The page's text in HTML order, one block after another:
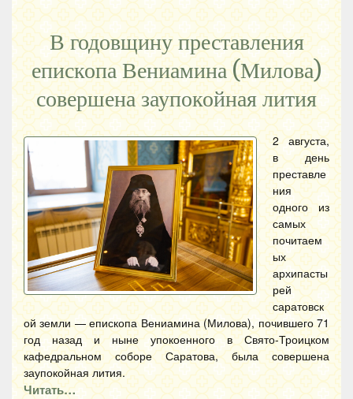
В годовщину преставления
епископа Вениамина (Милова)
совершена заупокойная лития
2 августа,
в день
преставле
ния
одного из
самых
почитаем
ых
архипасты
рей
саратовск
ой земли — епископа Вениамина (Милова), почившего 71
год назад и ныне упокоенного в Свято-Троицком
кафедральном соборе Саратова, была совершена
заупокойная лития.
Читать…